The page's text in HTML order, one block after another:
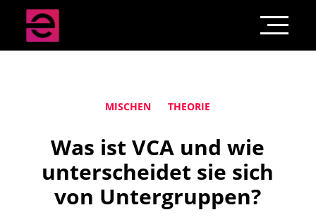
MISCHEN THEORIE
Was ist VCA und wie
unterscheidet sie sich
von Untergruppen?